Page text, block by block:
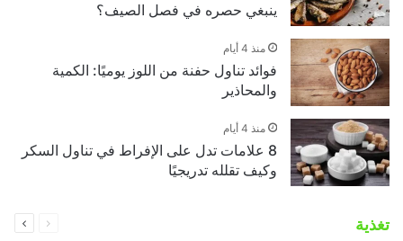
ينبغي حصره في فصل الصيف؟
منذ 4 أيام
فوائد تناول حفنة من اللوز يوميًا: الكمية
والمحاذير
منذ 4 أيام
8 علامات تدل على الإفراط في تناول السكر
وكيف تقلله تدريجيًا
تغذية الصفحةالصفحة